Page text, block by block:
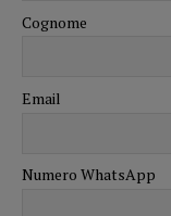
Cognome
Email
Numero WhatsApp